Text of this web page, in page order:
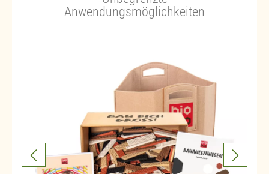
Anwendungsmöglichkeiten